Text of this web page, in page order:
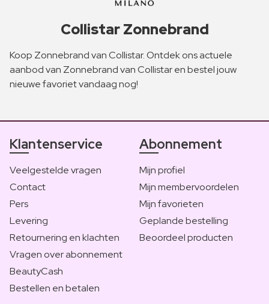
Collistar Zonnebrand
Koop Zonnebrand van Collistar. Ontdek ons actuele
aanbod van Zonnebrand van Collistar en bestel jouw
nieuwe favoriet vandaag nog!
Klantenservice
Veelgestelde vragen
Contact
Pers
Levering
Retournering en klachten
Vragen over abonnement
BeautyCash
Bestellen en betalen
Abonnement
Mijn profiel
Mijn membervoordelen
Mijn favorieten
Geplande bestelling
Beoordeel producten